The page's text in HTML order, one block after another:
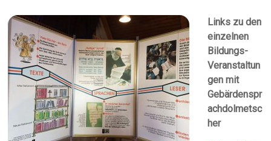
Links zu den
einzelnen
Bildungs-
Veranstaltun
gen mit
Gebärdenspr
achdolmetsc
her